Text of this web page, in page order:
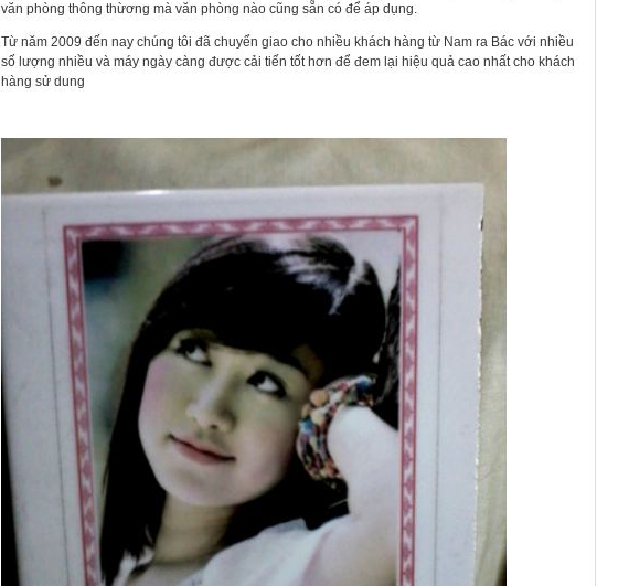
văn phòng thông thừơng mà văn phòng nào cũng sẵn có để áp dụng.
Từ năm 2009 đến nay chúng tôi đã chuyển giao cho nhiều khách hàng từ Nam ra Bác với nhiều
số lượng nhiều và máy ngày càng được cải tiến tốt hơn để đem lại hiệu quả cao nhất cho khách
hàng sử dung